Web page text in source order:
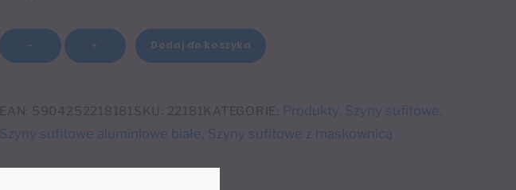
−
ilość
Szyna
102
mm
+ Dodaj do koszyka
l
t
EAN: 5904252218181 SKU: 22181 KATEGORIE: Produkty, Szyny sufitowe,
Szyny sufitowe aluminiowe białe, Szyny sufitowe z maskownicą